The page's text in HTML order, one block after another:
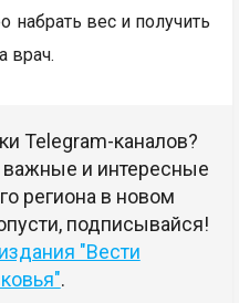
набрать вес и получить
врач.
Telegram-каналов?
и интересные
региона в новом
подписывайся!
"Вести
.